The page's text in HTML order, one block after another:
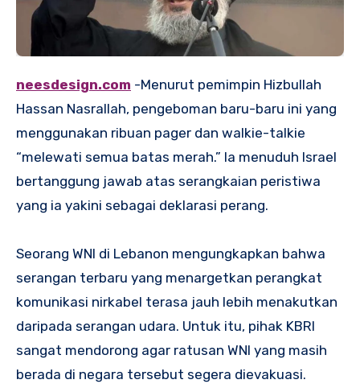
neesdesign.com -Menurut pemimpin Hizbullah
Hassan Nasrallah, pengeboman baru-baru ini yang
menggunakan ribuan pager dan walkie-talkie
“melewati semua batas merah.” Ia menuduh Israel
bertanggung jawab atas serangkaian peristiwa
yang ia yakini sebagai deklarasi perang.
Seorang WNI di Lebanon mengungkapkan bahwa
serangan terbaru yang menargetkan perangkat
komunikasi nirkabel terasa jauh lebih menakutkan
daripada serangan udara. Untuk itu, pihak KBRI
sangat mendorong agar ratusan WNI yang masih
berada di negara tersebut segera dievakuasi.